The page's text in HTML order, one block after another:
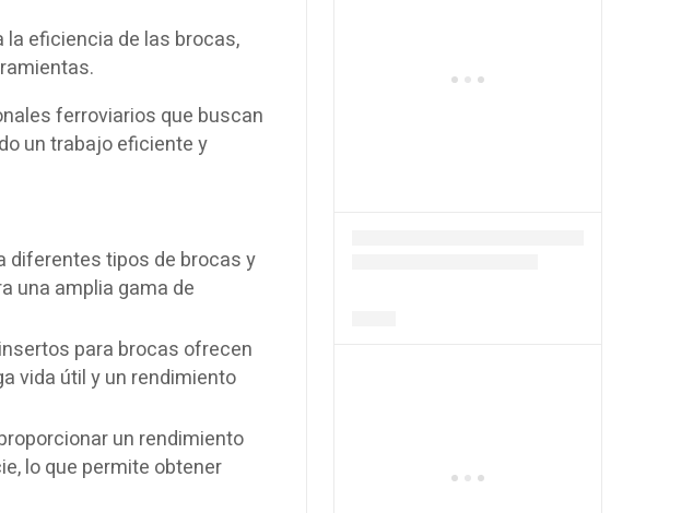
eficiencia de las brocas,
ferroviarios que buscan
un trabajo eficiente y
diferentes tipos de brocas y
una amplia gama de
para brocas ofrecen
vida útil y un rendimiento
un rendimiento
lo que permite obtener